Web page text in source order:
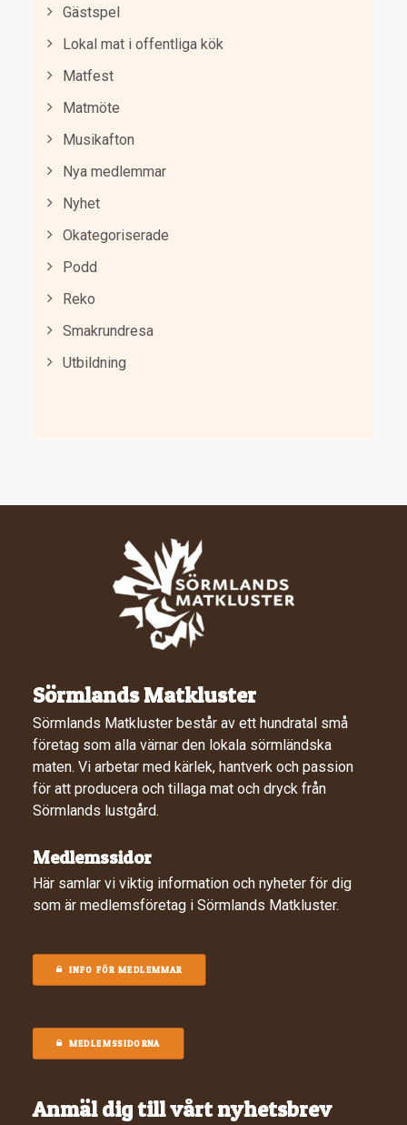
Gästspel
Lokal mat i offentliga kök
Matfest
Matmöte
Musikafton
Nya medlemmar
Nyhet
Okategoriserade
Podd
Reko
Smakrundresa
Utbildning
Sörmlands Matkluster
Sörmlands Matkluster består av ett hundratal små
företag som alla värnar den lokala sörmländska
maten. Vi arbetar med kärlek, hantverk och passion
för att producera och tillaga mat och dryck från
Sörmlands lustgård.
Medlemssidor
Här samlar vi viktig information och nyheter för dig
som är medlemsföretag i Sörmlands Matkluster.
INFO FÖR MEDLEMMAR
MEDLEMSSIDORNA
Anmäl dig till vårt nyhetsbrev